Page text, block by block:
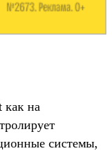
на
системы,